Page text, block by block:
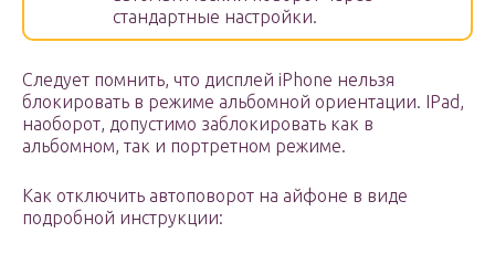
стандартные настройки.
Следует помнить, что дисплей iPhone нельзя
блокировать в режиме альбомной ориентации. IPad,
наоборот, допустимо заблокировать как в
альбомном, так и портретном режиме.
Как отключить автоповорот на айфоне в виде
подробной инструкции: